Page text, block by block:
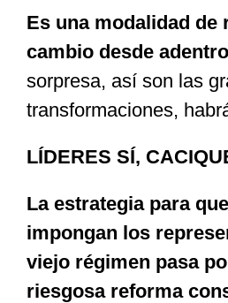
Es una modalidad de
cambio desde adentro
sorpresa, así son las
transformaciones,
LÍDERES SÍ,
La estrategia para
impongan los
viejo régimen pasa
riesgosa reforma